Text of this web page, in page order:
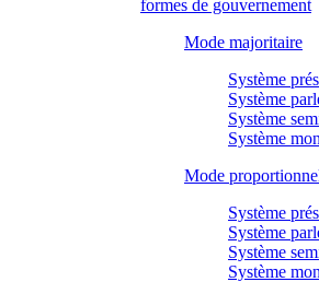
formes de gouvernement
Mode majoritaire
Système
Système
Système
Système
Mode
Système
Système
Système
Système